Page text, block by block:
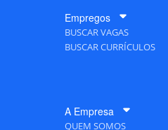
Empregos
BUSCAR VAGAS
BUSCAR CURRÍCULOS
A Empresa
QUEM SOMOS